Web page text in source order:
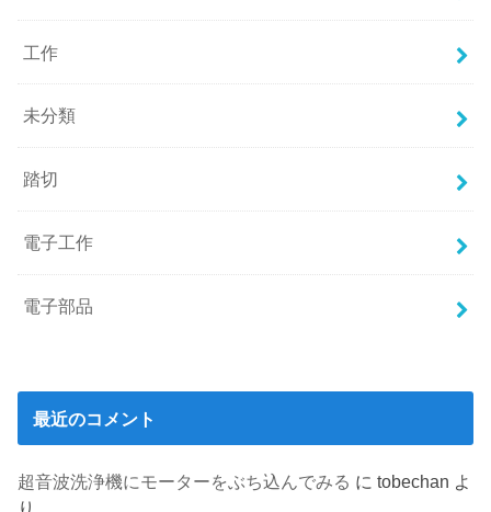
工作
未分類
踏切
電子工作
電子部品
最近のコメント
超音波洗浄機にモーターをぶち込んでみる にtobechan よ
り